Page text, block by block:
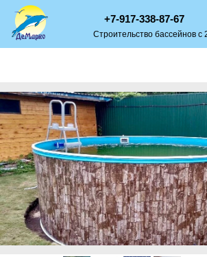
Строительство бассейнов с
+7-917-338-87-67